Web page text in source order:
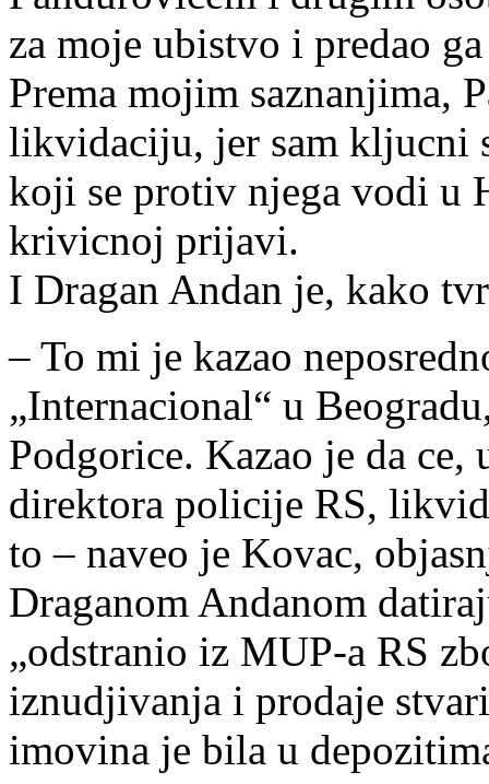
za moje ubistvo i predao
Prema mojim saznanjima,
likvidaciju, jer sam kljucni
koji se protiv njega vodi u
krivicnoj prijavi.
I Dragan Andan je, kako
– To mi je kazao
„Internacional“ u
Podgorice. Kazao je da ce,
direktora policije RS,
to – naveo je Kovac,
Draganom Andanom
„odstranio iz MUP-a RS
iznudjivanja i prodaje
imovina je bila u